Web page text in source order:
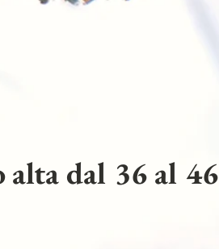
alta dal 36 al 46